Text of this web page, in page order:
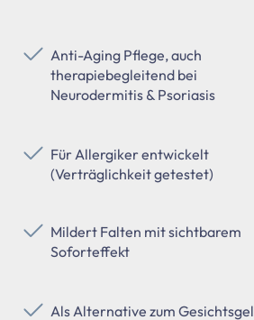
Anti-Aging Pflege, auch
therapiebegleitend bei
Neurodermitis & Psoriasis
Für Allergiker entwickelt
(Verträglichkeit getestet)
Mildert Falten mit sichtbarem
Soforteffekt
Als Alternative zum Gesichtsgel